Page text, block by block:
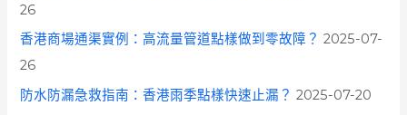
26
香港商場通渠實例：高流量管道點樣做到零故障？ 2025-07-
26
防水防漏急救指南：香港雨季點樣快速止漏？ 2025-07-20